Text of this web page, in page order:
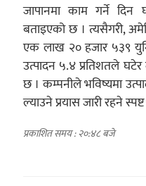
जापानमा काम गर्ने
बताइएको छ । त्यसैगरी,
एक लाख २० हजार ५३९
उत्पादन ५.४ प्रतिशतले
छ । कम्पनीले भविष्यमा
ल्याउने प्रयास जारी रहने
प्रकाशित समय : २०:४८ बजे